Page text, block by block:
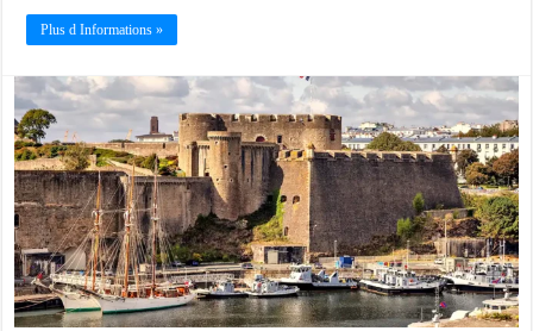
Plus d Informations »